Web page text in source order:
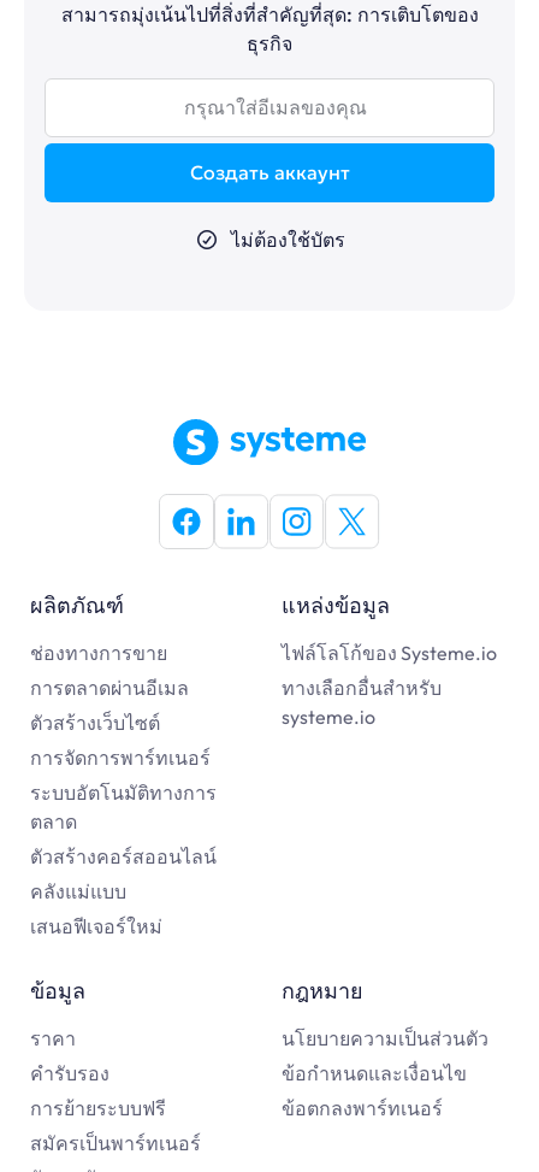
สามารถมุ่งเน้นไปที่สิ่งที่สำคัญที่สุด: การเติบโตของ
ธุรกิจ
Создать аккаунт
ไม่ต้องใช้บัตร
ผลิตภัณฑ์
ช่องทางการขาย
การตลาดผ่านอีเมล
ตัวสร้างเว็บไซต์
การจัดการพาร์ทเนอร์
ระบบอัตโนมัติทางการ
ตลาด
ตัวสร้างคอร์สออนไลน์
คลังแม่แบบ
เสนอฟีเจอร์ใหม่
แหล่งข้อมูล
ไฟล์โลโก้ของ Systeme.io
ทางเลือกอื่นสำหรับ
systeme.io
ข้อมูล
ราคา
คำรับรอง
การย้ายระบบฟรี
สมัครเป็นพาร์ทเนอร์
กฎหมาย
นโยบายความเป็นส่วนตัว
ข้อกำหนดและเงื่อนไข
ข้อตกลงพาร์ทเนอร์